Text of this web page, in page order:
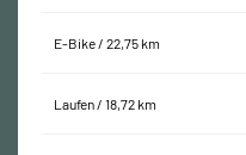
E-Bike / 22,75 km
Laufen / 18,72 km